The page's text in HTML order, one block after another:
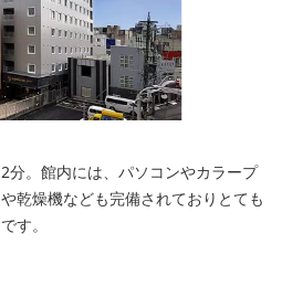
分。館内には、パソコンやカラープ
乾燥機なども完備されておりとても
す。